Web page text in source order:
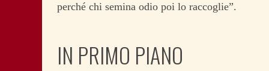
perché chi semina odio poi lo raccoglie”.
IN PRIMO PIANO